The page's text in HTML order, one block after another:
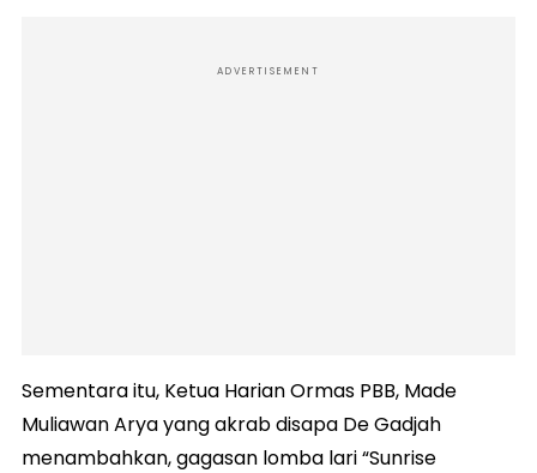
ADVERTISEMENT
Sementara itu, Ketua Harian Ormas PBB, Made
Muliawan Arya yang akrab disapa De Gadjah
menambahkan, gagasan lomba lari “Sunrise